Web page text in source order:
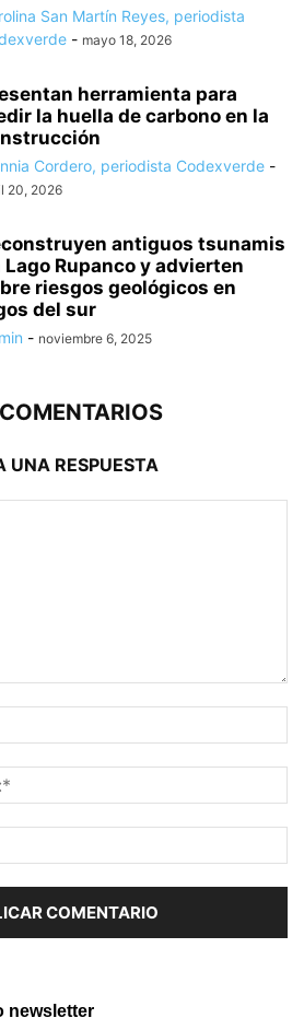
San Martín Reyes, periodista
- mayo 18, 2026
herramienta para
la huella de carbono en la
Cordero, periodista Codexverde -
20, 2026
antiguos tsunamis
Lago Rupanco y advierten
riesgos geológicos en
del sur
- noviembre 6, 2025
UNA RESPUESTA
newsletter